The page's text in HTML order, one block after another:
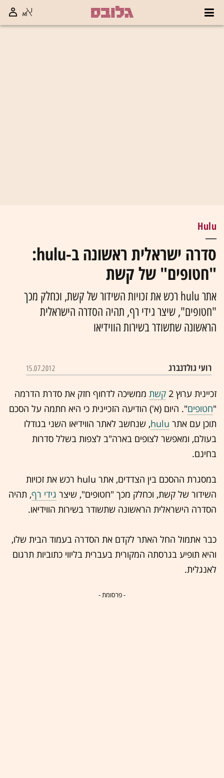
Hulu
סדרה ישראלית ראשונה ב-hulu:
"חטופים" של קשת
אתר hulu רכש את זכויות השידור של קשת, וכחלק מכך
"חטופים", שיצר גידי רף, תהיה הסדרה הישראלית
הראשונה שתשודר בשירות הווידיאו
רועי גולדנברג 15.07.2012
זכיינית ערוץ 2 קשת ממשיכה לדחוף חזק את סדרת הדרמה
"חטופים". היום (א') הודיעה הזכיינית כי היא חתמה על הסכם
תוכן עם אתר hulu, שנחשב לאתר הווידיאו השני בגודלו
בעולם, ומאפשר לצופים בארה"ב לצפות בשלל סדרות
בחינם.
במסגרת ההסכם בין הצדדים, אתר hulu רכש את זכויות
השידור של קשת, וכחלק מכך "חטופים", שיצר גידי רף, תהיה
הסדרה הישראלית הראשונה שתשודר בשירות הווידיאו.
כבר אתמול החל האתר לקדם את הסדרה בעמוד הבית שלו,
והיא תופיע בגרסתה המקורית בעברית בליווי כתוביות תרגום
לאנגלית.
- פרסומת -